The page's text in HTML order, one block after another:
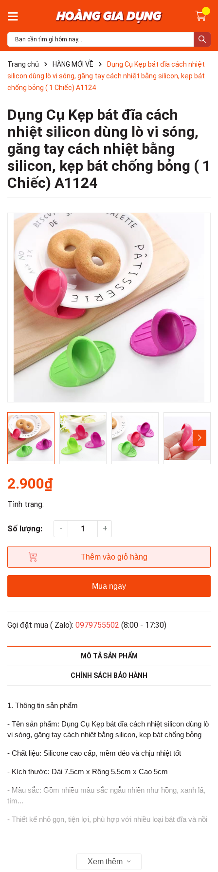
Trang chủ HÀNG MỚI VỀ
Dụng Cụ Kẹp bát đĩa cách nhiệt
silicon dùng lò vi sóng, găng tay cách nhiệt bằng silicon, kẹp bát
chống bỏng ( 1 Chiếc) A1124
Dụng Cụ Kẹp bát đĩa cách
nhiệt silicon dùng lò vi sóng,
găng tay cách nhiệt bằng
silicon, kẹp bát chống bỏng ( 1
Chiếc) A1124
2.900₫
Tình trạng:
Số lượng: - +
Thêm vào giỏ hàng
Mua ngay
Gọi đặt mua ( Zalo): 0979755502 (8:00 - 17:30)
MÔ TẢ SẢN PHẨM
CHÍNH SÁCH BẢO HÀNH
1. Thông tin sản phẩm
- Tên sản phẩm: Dụng Cụ Kẹp bát đĩa cách nhiệt silicon dùng lò
vi sóng, găng tay cách nhiệt bằng silicon, kẹp bát chống bỏng
- Chất liệu: Silicone cao cấp, mềm dẻo và chịu nhiệt tốt
- Kích thước: Dài 7.5cm x Rộng 5.5cm x Cao 5cm
- Màu sắc: Gồm nhiều màu sắc ngẫu nhiên như hồng, xanh lá,
tím...
- Thiết kế nhỏ gọn, tiện lợi, phù hợp với nhiều loại bát đĩa và nồi
Xem thêm